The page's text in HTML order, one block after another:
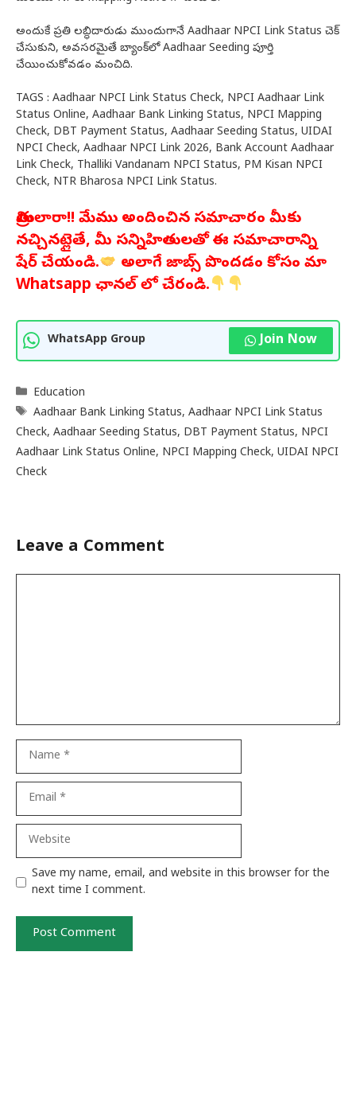
అందుకే ప్రతి లబ్ధిదారుడు ముందుగానే Aadhaar NPCI Link Status చెక్
చేసుకుని, అవసరమైతే బ్యాంక్‌లో Aadhaar Seeding పూర్తి
చేయించుకోవడం మంచిది.
TAGS : Aadhaar NPCI Link Status Check, NPCI Aadhaar Link
Status Online, Aadhaar Bank Linking Status, NPCI Mapping
Check, DBT Payment Status, Aadhaar Seeding Status, UIDAI
NPCI Check, Aadhaar NPCI Link 2026, Bank Account Aadhaar
Link Check, Thalliki Vandanam NPCI Status, PM Kisan NPCI
Check, NTR Bharosa NPCI Link Status.
మిత్రులారా!! మేము అందించిన సమాచారం మీకు
నచ్చినట్లైతే, మీ సన్నిహితులతో ఈ సమాచారాన్ని
షేర్ చేయండి.
అలాగే జాబ్స్ పొందడం కోసం మా
Whatsapp ఛానల్ లో చేరండి.
WhatsApp Group Join Now
Categories
Education
Tags
Aadhaar Bank Linking Status,Aadhaar NPCI Link Status
Check, Aadhaar Seeding Status, DBT Payment Status, NPCI
Aadhaar Link Status Online, NPCI Mapping Check, UIDAI NPCI
Check
Leave a Comment
Website
Save my name, email, and website in this browser for the
next time I comment.